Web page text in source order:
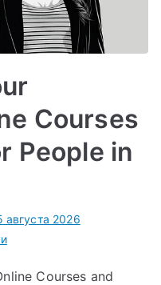
Courses
People in
августа 2026
Courses and